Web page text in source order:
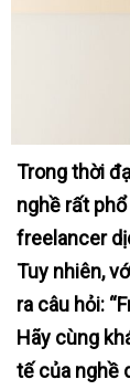
Trong thời
nghề rất
freelancer
Tuy nhiên,
ra câu hỏi:
Hãy cùng
tế của nghề